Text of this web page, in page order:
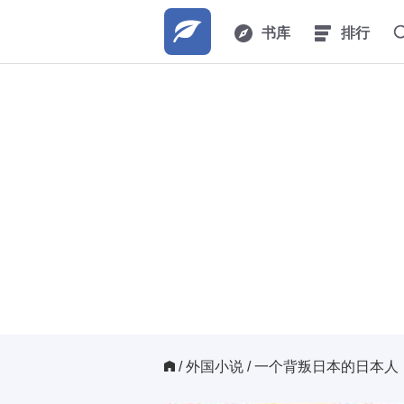
书库 排行
/ 外国小说 / 一个背叛日本的日本人